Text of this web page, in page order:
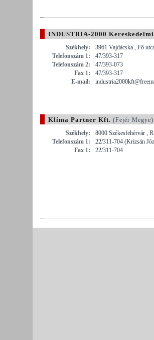
INDUSTRIA-2000
Székhely:
3961 Vajdácska , Fő
Telefonszám 1:
47/393-317
Telefonszám 2:
47/393-073
Fax 1:
47/393-317
E-mail:
Klíma Partner Kft. (Fejér Megye)
Székhely:
8000 Székesfehérvár ,
Telefonszám 1:
22/311-704 (Krizsán
Fax 1:
22/311-704